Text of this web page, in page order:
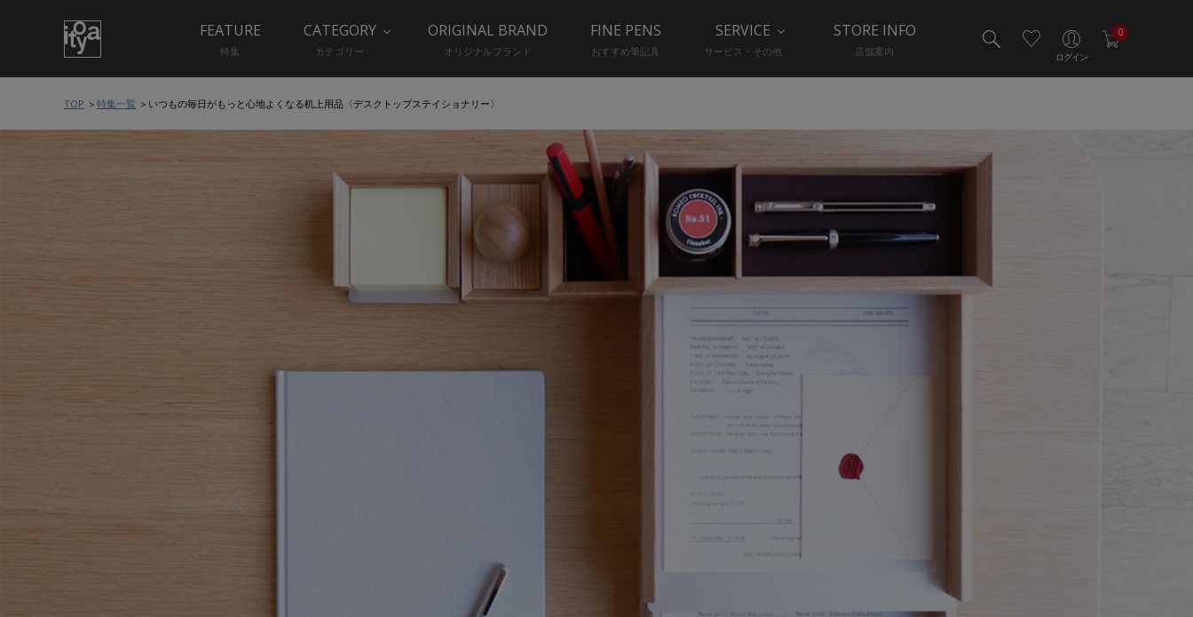
ログイン
0
FEATURE
特集
CATEGORY
カテゴリー
ORIGINAL BRAND
オリジナルブランド
FINE PENS
おすすめ筆記具
SERVICE
サービス・その他
STORE INFO
店舗案内
TOP 特集一覧 いつもの毎日がもっと心地よくなる机上用品〈デスクトップステイショナリー〉